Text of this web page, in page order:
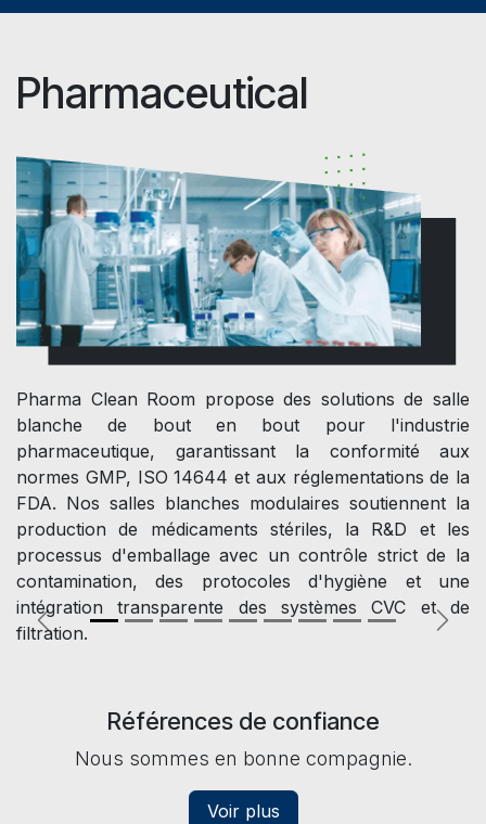
Pharmaceutical
Pharma Clean Room propose des solutions de salle
blanche de bout en bout pour l'industrie
pharmaceutique, garantissant la conformité aux
normes GMP, ISO 14644 et aux réglementations de la
FDA. Nos salles blanches modulaires soutiennent la
production de médicaments stériles, la R&D et les
processus d'emballage avec un contrôle strict de la
contamination, des protocoles d'hygiène et une
intégration transparente des systèmes CVC et de
filtration.
Previous Next
Références de confiance
Nous sommes en bonne compagnie.
Voir plus